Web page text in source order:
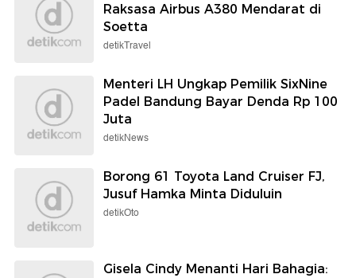
Raksasa Airbus A380 Mendarat di
Soetta
detikTravel
Menteri LH Ungkap Pemilik SixNine
Padel Bandung Bayar Denda Rp 100
Juta
detikNews
Borong 61 Toyota Land Cruiser FJ,
Jusuf Hamka Minta Diduluin
detikOto
Gisela Cindy Menanti Hari Bahagia: